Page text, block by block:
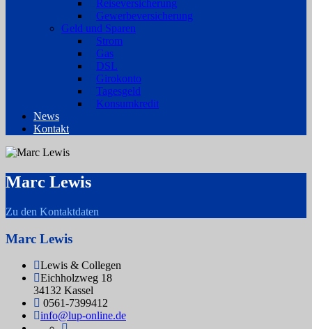
Reiseversicherung
Gewerbeversicherung
Geld und Sparen
Strom
Gas
DSL
Girokonto
Tagesgeld
Konsumkredit
News
Kontakt
Marc Lewis
Zu den Kontaktdaten
Marc Lewis
Lewis & Collegen
Eichholzweg 18
34132 Kassel
0561-7399412
info@lup-online.de